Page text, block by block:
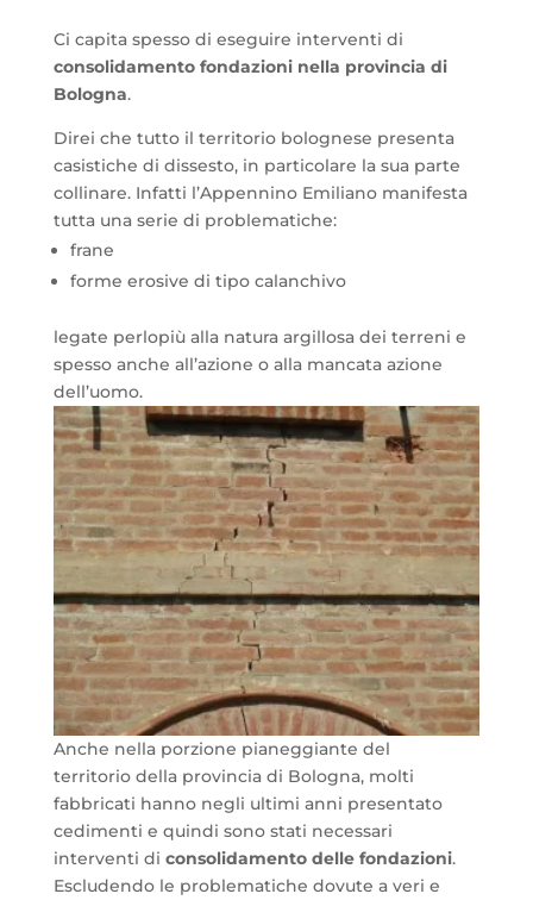
Ci capita spesso di eseguire interventi di
consolidamento fondazioni nella provincia di
Bologna.
Direi che tutto il territorio bolognese presenta
casistiche di dissesto, in particolare la sua parte
collinare. Infatti l’Appennino Emiliano manifesta
tutta una serie di problematiche:
frane
forme erosive di tipo calanchivo
legate perlopiù alla natura argillosa dei terreni e
spesso anche all’azione o alla mancata azione
dell’uomo.
Anche nella porzione pianeggiante del
territorio della provincia di Bologna, molti
fabbricati hanno negli ultimi anni presentato
cedimenti e quindi sono stati necessari
interventi di consolidamento delle fondazioni.
Escludendo le problematiche dovute a veri e